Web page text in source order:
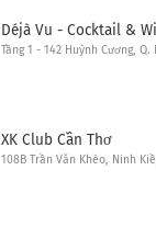
Déjà Vu - Cocktail &
Tầng 1 - 142 Huỳnh Cương,
XK Club Cần Thơ
108B Trần Văn Khéo, Ninh